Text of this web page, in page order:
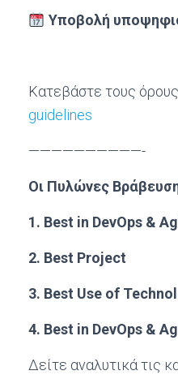
Υποβολή
Κατεβάστε τους
guidelines
——————————-
Οι Πυλώνες
1. Best in DevOps &
2. Best Project
3. Best Use of
4. Best in DevOps &
Δείτε αναλυτικά τις